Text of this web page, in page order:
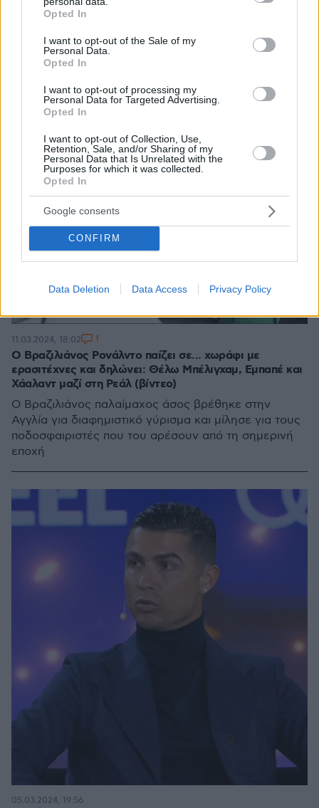
grant or deny consent to Google and its third-party tags to
use your data for below specified purposes in below Google
consent section.
Opted In
I want to opt-out of the Sale of my
Personal Data.
Opted In
I want to opt-out of processing my
Personal Data for Targeted Advertising.
Opted In
I want to opt-out of Collection, Use,
Retention, Sale, and/or Sharing of my
Personal Data that Is Unrelated with the
Purposes for which it was collected.
Opted In
Google consents
CONFIRM
Data Deletion Data Access Privacy Policy
Ο Βραζιλιάνος Ρονάλντο παίζει σε... χωράφι με
ερασιτέχνες και δηλώνει: Θέλω Μπέλιγχαμ, Εμπαπέ και
Χάαλαντ μαζί στη Ρεάλ (βίντεο)
Ο Βραζιλιάνος παλαίμαχος άσος βρέθηκε στην
Αγγλία για διαφημιστικό γύρισμα και μίλησε για τους
ποδοσφαιριστές που του αρέσουν από τη σημερινή
εποχή
11.03.2024, 18:02 1
05.03.2024, 19:56